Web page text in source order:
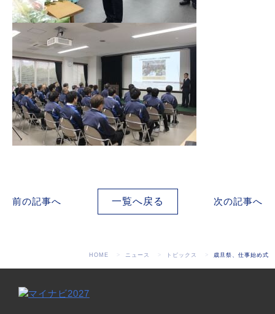
前の記事へ 一覧へ戻る 次の記事へ
HOME ニュース トピックス 歳旦祭、仕事始め式